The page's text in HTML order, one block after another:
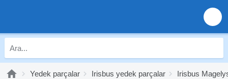
Yedek parçalar Irisbus yedek parçalar Irisbus